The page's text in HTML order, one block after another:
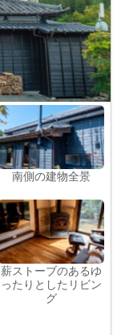
南側の建物全景
薪ストーブのあるゆ
ったりとしたリビン
グ